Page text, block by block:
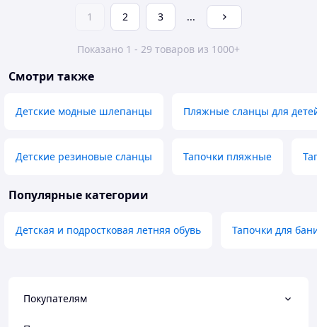
1 2 3 ...
Показано 1 - 29 товаров из 1000+
Смотри также
Детские модные шлепанцы Пляжные сланцы для
Детские резиновые сланцы Тапочки пляжные
Популярные категории
Детская и подростковая летняя обувь Тапочки для
Покупателям